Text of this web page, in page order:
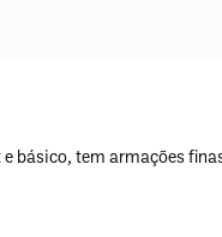
básico, tem armações